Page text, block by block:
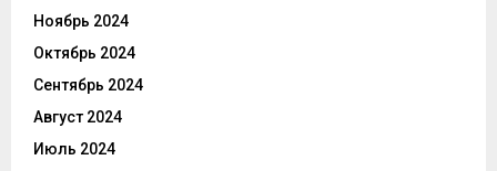
Ноябрь 2024
Октябрь 2024
Сентябрь 2024
Август 2024
Июль 2024